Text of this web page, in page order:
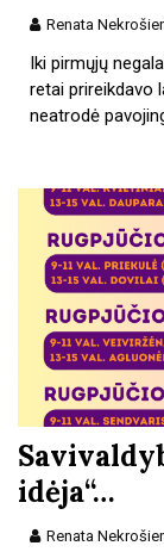
Renata
Iki pirmųjų
retai prireikdavo
neatrodė
idėja“…
Renata